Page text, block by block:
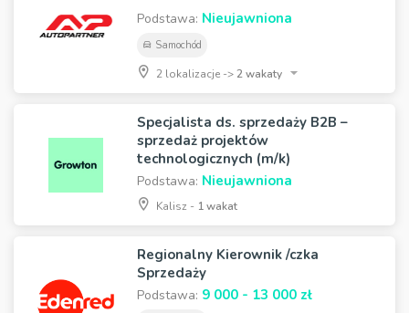
Podstawa: Nieujawniona
Samochód
2 lokalizacje ->2 wakaty
Specjalista ds. sprzedaży B2B –
sprzedaż projektów
technologicznych (m/k)
Podstawa: Nieujawniona
Kalisz - 1 wakat
Regionalny Kierownik /czka
Sprzedaży
Podstawa: 9 000 - 13 000 zł